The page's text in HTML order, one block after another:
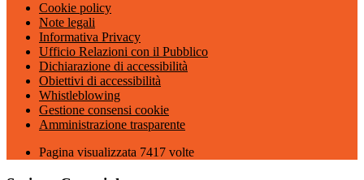
Cookie policy
Note legali
Informativa Privacy
Ufficio Relazioni con il Pubblico
Dichiarazione di accessibilità
Obiettivi di accessibilità
Whistleblowing
Gestione consensi cookie
Amministrazione trasparente
Pagina visualizzata 7417 volte